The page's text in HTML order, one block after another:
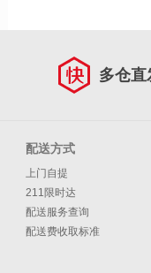
多仓
配送方式
上门自提
211限时达
配送服务查询
配送费收取标准